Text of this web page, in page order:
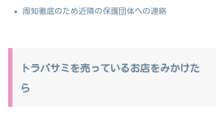
周知徹底のため近隣の保護団体への連絡
トラバサミを売っているお店をみかけた
ら